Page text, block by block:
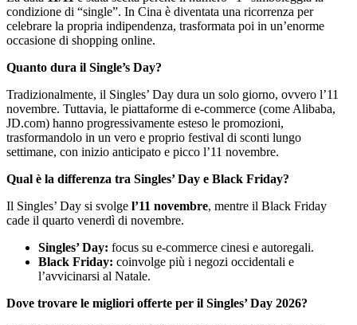
condizione di “single”. In Cina è diventata una ricorrenza per
celebrare la propria indipendenza, trasformata poi in un’enorme
occasione di shopping online.
Quanto dura il Single’s Day?
Tradizionalmente, il Singles’ Day dura un solo giorno, ovvero l’11
novembre. Tuttavia, le piattaforme di e-commerce (come Alibaba,
JD.com) hanno progressivamente esteso le promozioni,
trasformandolo in un vero e proprio festival di sconti lungo
settimane, con inizio anticipato e picco l’11 novembre.
Qual è la differenza tra Singles’ Day e Black Friday?
Il Singles’ Day si svolge l’11 novembre, mentre il Black Friday
cade il quarto venerdì di novembre.
Singles’ Day: focus su e-commerce cinesi e autoregali.
Black Friday: coinvolge più i negozi occidentali e
l’avvicinarsi al Natale.
Dove trovare le migliori offerte per il Singles’ Day 2026?